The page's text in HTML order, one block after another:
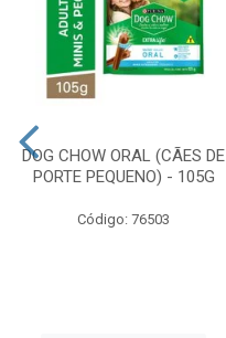
DOG CHOW ORAL (CÃES DE
PORTE PEQUENO) - 105G
Código: 76503